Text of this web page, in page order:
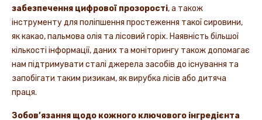
забезпечення цифрової прозорості, а також
інструменту для поліпшення простеження такої сировини,
як какао, пальмова олія та лісовий горіх. Наявність більшої
кількості інформації, даних та моніторингу також допомагає
нам підтримувати сталі джерела засобів до існування та
запобігати таким ризикам, як вирубка лісів або дитяча
праця.
Зобов’язання щодо кожного ключового інгредієнта